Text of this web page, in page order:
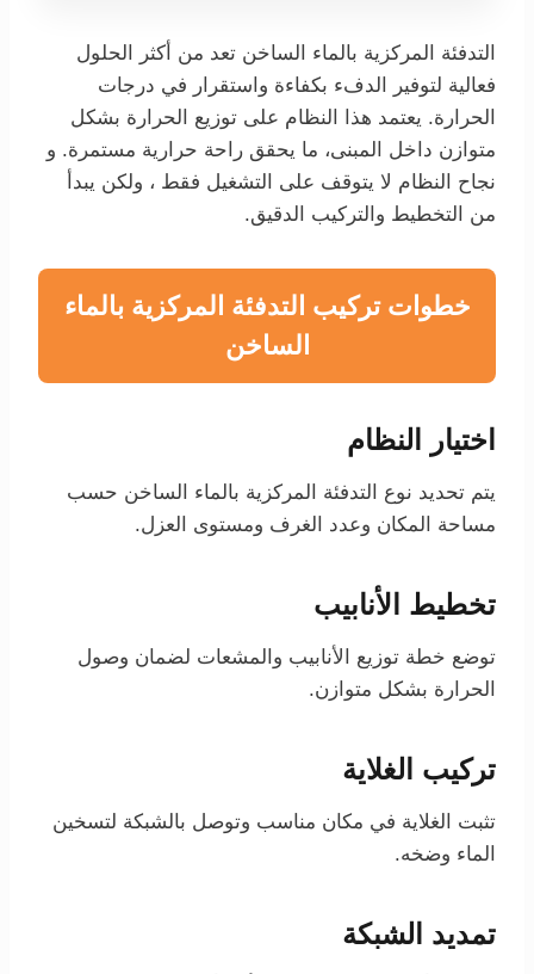
التدفئة المركزية بالماء الساخن تعد من أكثر الحلول
فعالية لتوفير الدفء بكفاءة واستقرار في درجات
الحرارة. يعتمد هذا النظام على توزيع الحرارة بشكل
متوازن داخل المبنى، ما يحقق راحة حرارية مستمرة. و
نجاح النظام لا يتوقف على التشغيل فقط ، ولكن يبدأ
من التخطيط والتركيب الدقيق.
خطوات تركيب التدفئة المركزية بالماء
الساخن
اختيار النظام
يتم تحديد نوع التدفئة المركزية بالماء الساخن حسب
مساحة المكان وعدد الغرف ومستوى العزل.
تخطيط الأنابيب
توضع خطة توزيع الأنابيب والمشعات لضمان وصول
الحرارة بشكل متوازن.
تركيب الغلاية
تثبت الغلاية في مكان مناسب وتوصل بالشبكة لتسخين
الماء وضخه.
تمديد الشبكة